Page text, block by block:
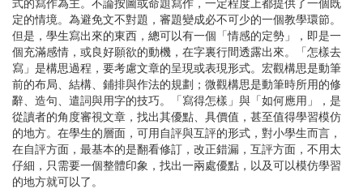
式的寫作為主。不論按圖或命題寫作，一定程度上都提供了一個既
定的情境。為避免文不對題，審題變成必不可少的一個教學環節。
但是，學生寫出來的東西，總可以有一個「情感的定勢」，即是一
個充滿感情，或良好願欲的動機，在字裏行間透露出來。「怎樣去
寫」是構思過程，要考慮文章的呈現或表現形式。宏觀構思是動筆
前的布局、結構、鋪排與作法的規劃；微觀構思是動筆時所用的修
辭、造句、遣詞與用字的技巧。「寫得怎樣」與「如何應用」，是
從讀者的角度審視文章，找出其優點、具價值，甚至值得學習模仿
的地方。在學生的層面，可用自評與互評的形式，對小學生而言，
在自評方面，最基本的是翻看修訂，改正錯漏，互評方面，不用太
仔細，只需要一個整體印象，找出一兩處優點，以及可以模仿學習
的地方就可以了。